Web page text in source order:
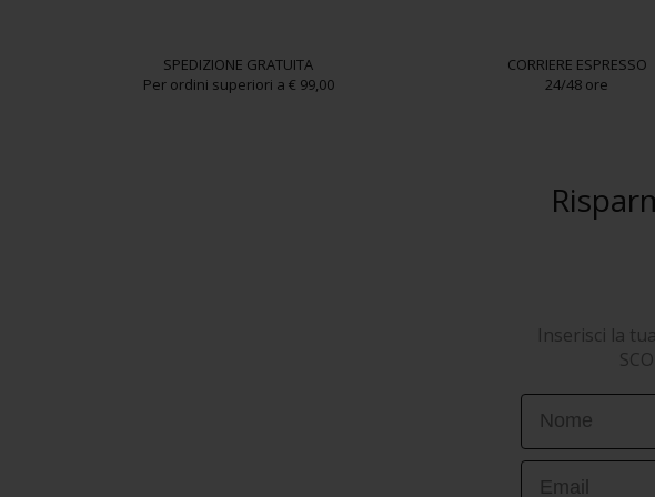
SPEDIZIONE GRATUITA
Per ordini superiori a € 99,00
CORRIERE ESPRESSO
24/48 ore
Inserisci la
First Name
Email